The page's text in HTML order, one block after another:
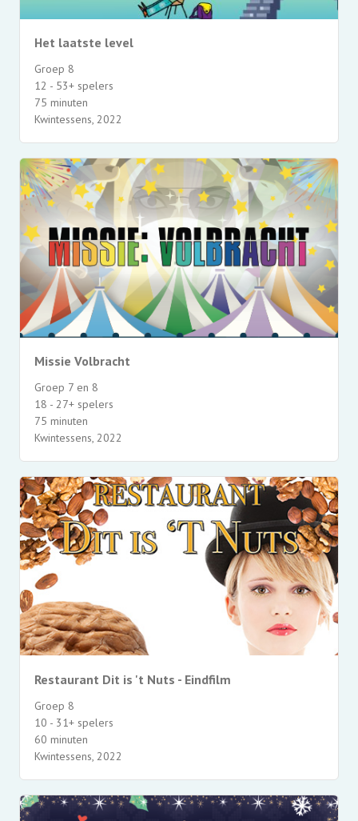
Het laatste level
Groep 8
12 - 53+ spelers
75 minuten
Kwintessens, 2022
Missie Volbracht
Groep 7 en 8
18 - 27+ spelers
75 minuten
Kwintessens, 2022
Restaurant Dit is 't Nuts - Eindfilm
Groep 8
10 - 31+ spelers
60 minuten
Kwintessens, 2022